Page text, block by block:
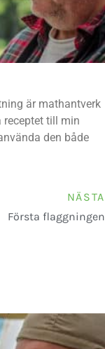
är mathantverk
till min
den både
NÄSTA
Första flaggningen